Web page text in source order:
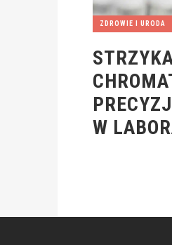
ZDROWIE I URODA
W